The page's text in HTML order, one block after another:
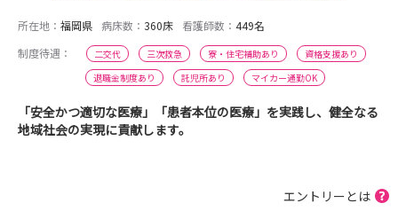
所在地： 福岡県 病床数： 360床 看護師数： 449名
制度待遇：
二交代 三次救急 寮・住宅補助あり
資格支援あり
退職金制度あり
託児所あり マイカー通勤OK
「安全かつ適切な医療」「患者本位の医療」を実践し、健全なる
地域社会の実現に貢献します。
エントリーとは